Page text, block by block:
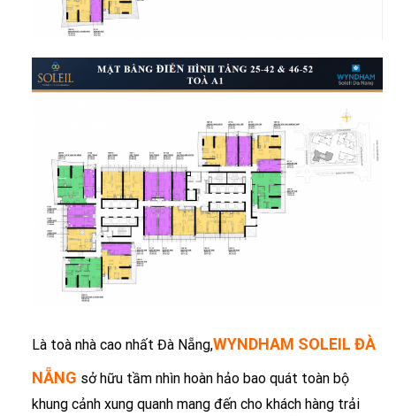
Là toà nhà cao nhất Đà Nẵng,WYNDHAM SOLEIL ĐÀ
NẴNG sở hữu tầm nhìn hoàn hảo bao quát toàn bộ
khung cảnh xung quanh mang đến cho khách hàng trải